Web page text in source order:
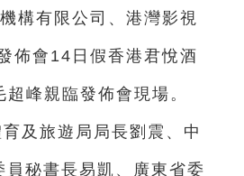
構有限公司、港灣影視
佈會14日假香港君悅酒
峰親臨發佈會現場。
及旅遊局局長劉震、中
秘書長易凱、廣東省委